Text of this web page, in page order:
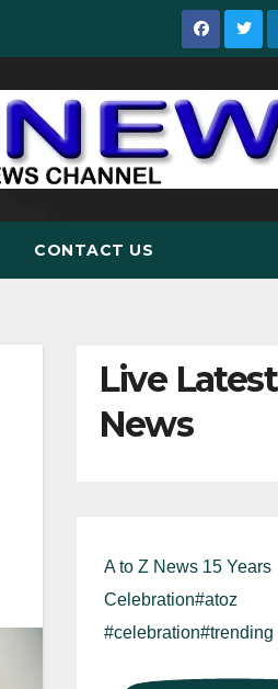
CONTACT US
Live Latest
News
A to Z News 15 Years
Celebration#atoz
#celebration#trending